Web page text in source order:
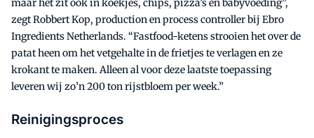
maar het zit ook in koekjes, chips, pizza’s en babyvoeding”,
zegt Robbert Kop, production en process controller bij Ebro
Ingredients Netherlands. “Fastfood-ketens strooien het over de
patat heen om het vetgehalte in de frietjes te verlagen en ze
krokant te maken. Alleen al voor deze laatste toepassing
leveren wij zo’n 200 ton rijstbloem per week.”
Reinigingsproces